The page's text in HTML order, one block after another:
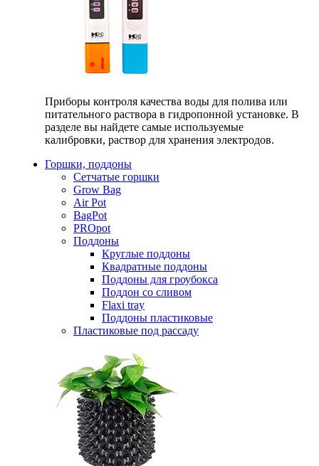
Приборы контроля качества воды для полива или
питательного раствора в гидропонной установке. В
разделе вы найдете самые используемые
калибровки, раствор для хранения электродов.
Горшки, поддоны
Сетчатые горшки
Grow Bag
Air Pot
BagPot
PROpot
Поддоны
Круглые поддоны
Квадратные поддоны
Поддоны для гроубокса
Поддон со сливом
Flaxi tray
Поддоны пластиковые
Пластиковые под рассаду